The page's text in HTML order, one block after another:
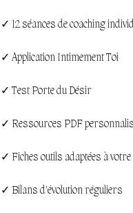
✓ 12 séances de coaching
✓ Application Intimement Toi
✓ Test Porte du Désir
✓ Ressources PDF
✓ Fiches outils adaptées à
✓ Bilans d'évolution réguliers